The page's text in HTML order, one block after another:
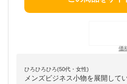
価
ひろひろひろ(50代・女性)
メンズビジネス小物を展開して